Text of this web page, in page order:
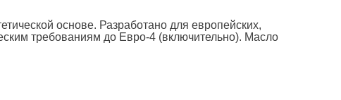
основе. Разработано для европейских,
требованиям до Евро-4 (включительно). Масло